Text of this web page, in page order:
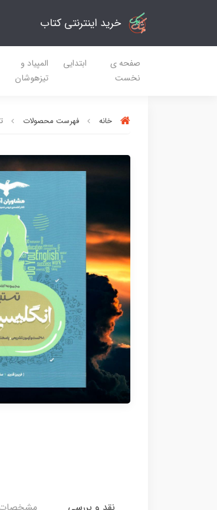
خرید اینترنتی کتاب
صفحه ی
نخست
ابتدایی
المپیاد و
تیزهوشان
خانه فهرست محصولات